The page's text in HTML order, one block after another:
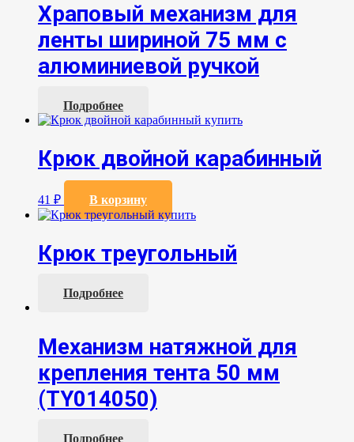
Храповый механизм для
ленты шириной 75 мм с
алюминиевой ручкой
Подробнее
Крюк двойной карабинный
41 ₽ В корзину
Крюк треугольный
Подробнее
Механизм натяжной для
крепления тента 50 мм
(TY014050)
Подробнее